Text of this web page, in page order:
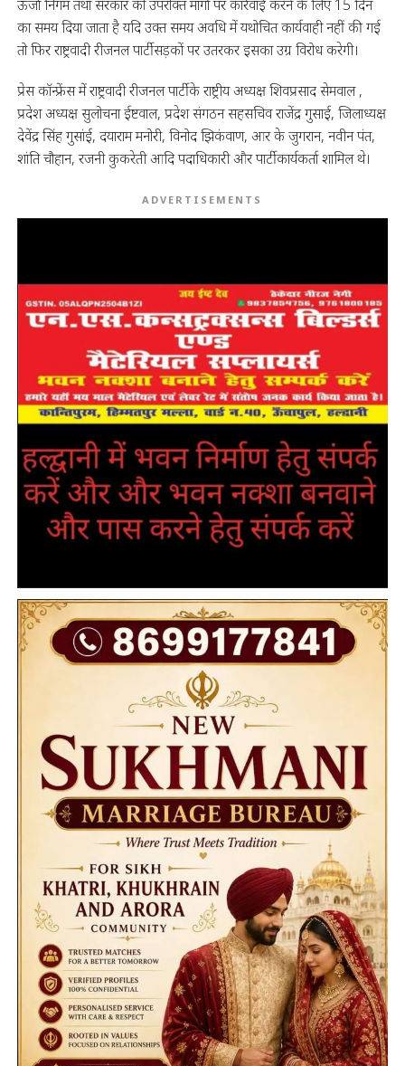
ऊर्जा निगम तथा सरकार को उपरोक्त मांगों पर कार्रवाई करने के लिए 15 दिन
का समय दिया जाता है यदि उक्त समय अवधि में यथोचित कार्यवाही नहीं की गई
तो फिर राष्ट्रवादी रीजनल पार्टी सड़कों पर उतरकर इसका उग्र विरोध करेगी।
प्रेस कॉन्फ्रेंस में राष्ट्रवादी रीजनल पार्टी के राष्ट्रीय अध्यक्ष शिवप्रसाद सेमवाल ,
प्रदेश अध्यक्ष सुलोचना ईष्टवाल, प्रदेश संगठन सहसचिव राजेंद्र गुसाई, जिलाध्यक्ष
देवेंद्र सिंह गुसांई, दयाराम मनोरी, विनोद झिकंवाण, आर के जुगरान, नवीन पंत,
शांति चौहान, रजनी कुकरेती आदि पदाधिकारी और पार्टी कार्यकर्ता शामिल थे।
ADVERTISEMENTS